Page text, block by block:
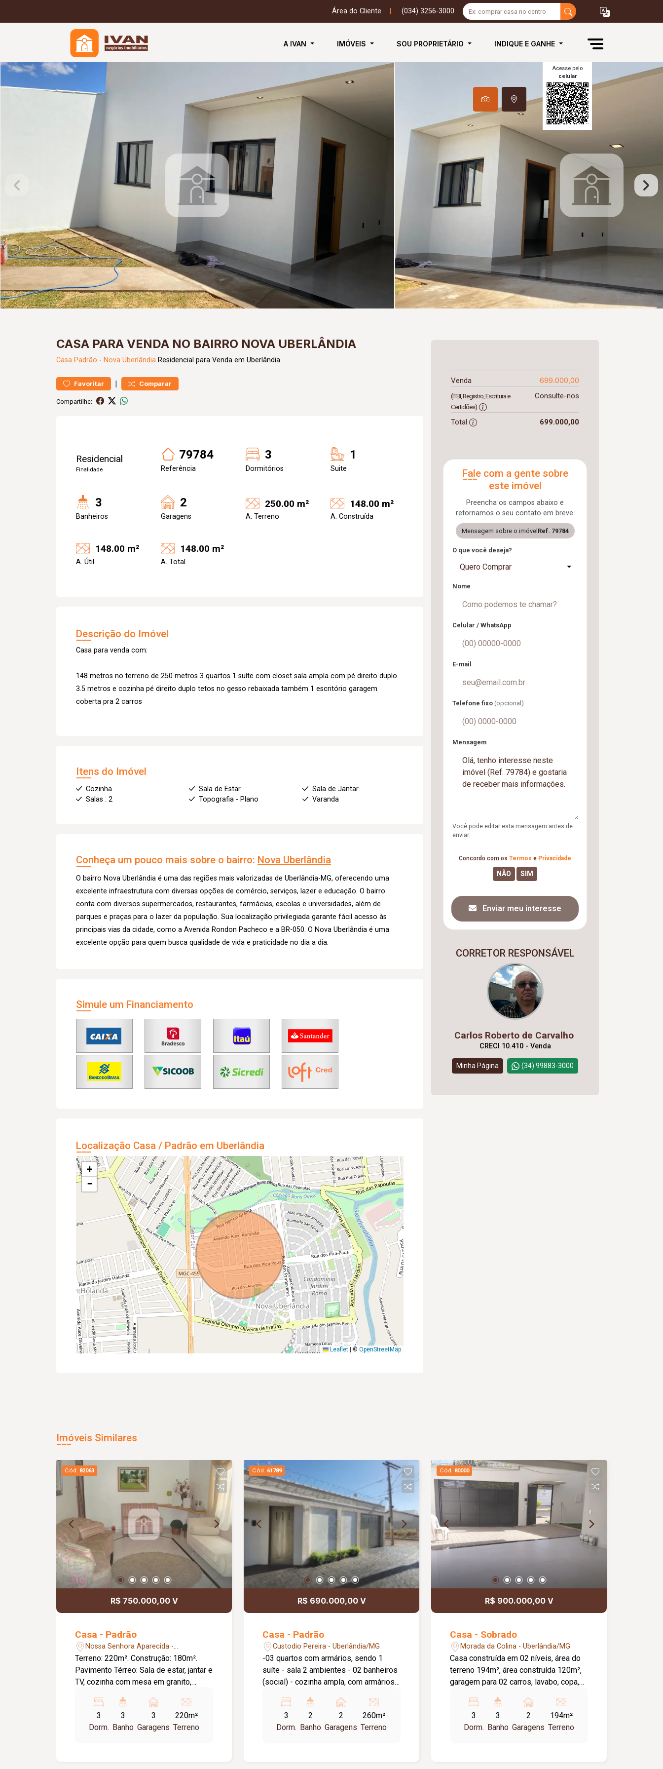
Área do Cliente (034) 3256-3000
A IVAN IMÓVEIS SOU PROPRIETÁRIO INDIQUE E GANHE
Acesse pelo
celular
CASA PARA VENDA NO BAIRRO NOVA UBERLÂNDIA
Casa Padrão - Nova Uberlândia Residencial para Venda em Uberlândia
Favoritar | Comparar
Compartilhe:
Residencial
Finalidade
79784
Referência
3
Dormitórios
1
Suite
3
Banheiros
2
Garagens
250.00 m²
A. Terreno
148.00 m²
A. Construída
148.00 m²
A. Útil
148.00 m²
A. Total
Descrição do Imóvel
Casa para venda com:
148 metros no terreno de 250 metros 3 quartos 1 suíte com closet sala ampla com pé direito duplo
3.5 metros e cozinha pé direito duplo tetos no gesso rebaixada também 1 escritório garagem
coberta pra 2 carros
Itens do Imóvel
Cozinha Sala de Estar
Sala de Jantar
Salas : 2
Topografia - Plano Varanda
Conheça um pouco mais sobre o bairro: Nova Uberlândia
O bairro Nova Uberlândia é uma das regiões mais valorizadas de Uberlândia-MG, oferecendo uma
excelente infraestrutura com diversas opções de comércio, serviços, lazer e educação. O bairro
conta com diversos supermercados, restaurantes, farmácias, escolas e universidades, além de
parques e praças para o lazer da população. Sua localização privilegiada garante fácil acesso às
principais vias da cidade, como a Avenida Rondon Pacheco e a BR-050. O Nova Uberlândia é uma
excelente opção para quem busca qualidade de vida e praticidade no dia a dia.
Simule um Financiamento
Localização Casa / Padrão em Uberlândia
+
−
Leaflet | © OpenStreetMap
Venda 699.000,00
(ITBI, Registro, Escritura e
Certidões)
Consulte-nos
Total 699.000,00
Fale com a gente sobre
este imóvel
Preencha os campos abaixo e
retornamos o seu contato em breve.
Mensagem sobre o imóvel Ref. 79784
O que você deseja?
Quero Comprar
Nome
Celular / WhatsApp
E-mail
Telefone fixo (opcional)
Mensagem
Você pode editar esta mensagem antes de
enviar.
Concordo com os Termos e Privacidade
Enviar meu interesse
CORRETOR RESPONSÁVEL
Carlos Roberto de Carvalho
CRECI 10.410 - Venda
Minha Página (34) 99883-3000
Imóveis Similares
Cód. 82063
R$ 750.000,00 V
Casa - Padrão
Nossa Senhora Aparecida -
Uberlândia/MG
Terreno: 220m². Construção: 180m².
Pavimento Térreo: Sala de estar, jantar e
TV, cozinha com mesa em granito,
Dormitórios Térreo: 01 quarto com
armários e 01 suíte com hidro e
armários. Pavimento Superior: 01 Suíte
3
Dorm.
3
Banho
3
Garagens
220m²
Terreno
Cód. 61789
R$ 690.000,00 V
Casa - Padrão
Custodio Pereira - Uberlândia/MG
-03 quartos com armários, sendo 1
suíte - sala 2 ambientes - 02 banheiros
(social) - cozinha ampla, com armários -
nas laterais, sendo 1 coberto
3
Dorm.
2
Banho
2
Garagens
260m²
Terreno
Cód. 80000
R$ 900.000,00 V
Casa - Sobrado
Morada da Colina - Uberlândia/MG
Casa construída em 02 níveis, área do
terreno 194m², área construída 120m²,
garagem para 02 carros, lavabo, copa,
granito, área externa. Parte Superior 03
quartos sendo 01 suíte com varanda,
banho social, piso porcelanato, mais
3
Dorm.
3
Banho
2
Garagens
194m²
Terreno